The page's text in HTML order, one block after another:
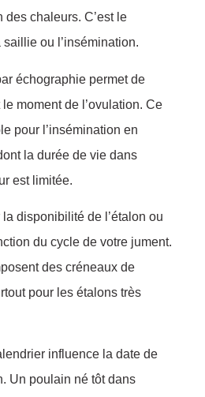
chaleurs. C’est le
ou l’insémination.
échographie permet de
moment de l’ovulation. Ce
pour l’insémination en
la durée de vie dans
est limitée.
disponibilité de l’étalon ou
du cycle de votre jument.
des créneaux de
pour les étalons très
influence la date de
Un poulain né tôt dans